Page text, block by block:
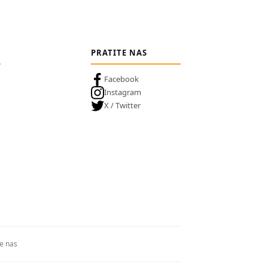
PRATITE NAS
Facebook
Instagram
X / Twitter
nas